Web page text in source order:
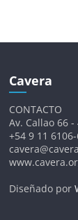
Cavera
CONTACTO
Av. Callao 66
+54 9 11
Diseñado por